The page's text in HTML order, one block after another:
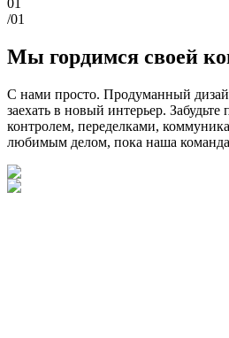
01
/01
Мы гордимся своей
С нами просто. Продуманный
заехать в новый интерьер.
контролем, переделками,
любимым делом, пока наша команда